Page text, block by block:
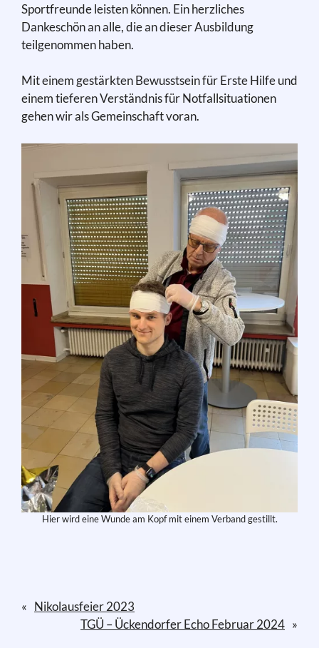
Sportfreunde leisten können. Ein herzliches
Dankeschön an alle, die an dieser Ausbildung
teilgenommen haben.
Mit einem gestärkten Bewusstsein für Erste Hilfe und
einem tieferen Verständnis für Notfallsituationen
gehen wir als Gemeinschaft voran.
Hier wird eine Wunde am Kopf mit einem Verband gestillt.
« Nikolausfeier 2023
TGÜ – Ückendorfer Echo Februar 2024 »